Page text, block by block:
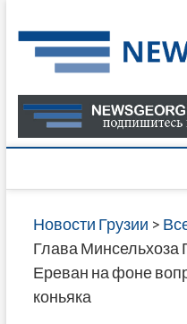
to
content
Новости Грузии >
Глава Минсельхоза
Ереван на фоне
коньяка